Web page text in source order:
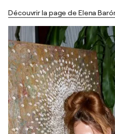
Découvrir la page de Elena